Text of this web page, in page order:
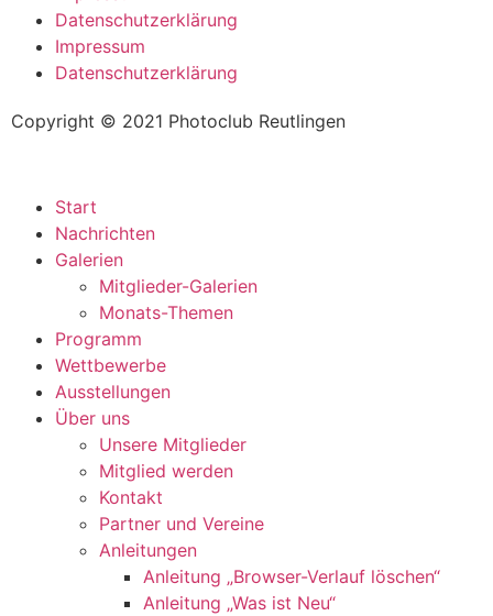
Datenschutzerklärung
Impressum
Datenschutzerklärung
Copyright © 2021 Photoclub Reutlingen
Start
Nachrichten
Galerien
Mitglieder-Galerien
Monats-Themen
Programm
Wettbewerbe
Ausstellungen
Über uns
Unsere Mitglieder
Mitglied werden
Kontakt
Partner und Vereine
Anleitungen
Anleitung „Browser-Verlauf löschen“
Anleitung „Was ist Neu“